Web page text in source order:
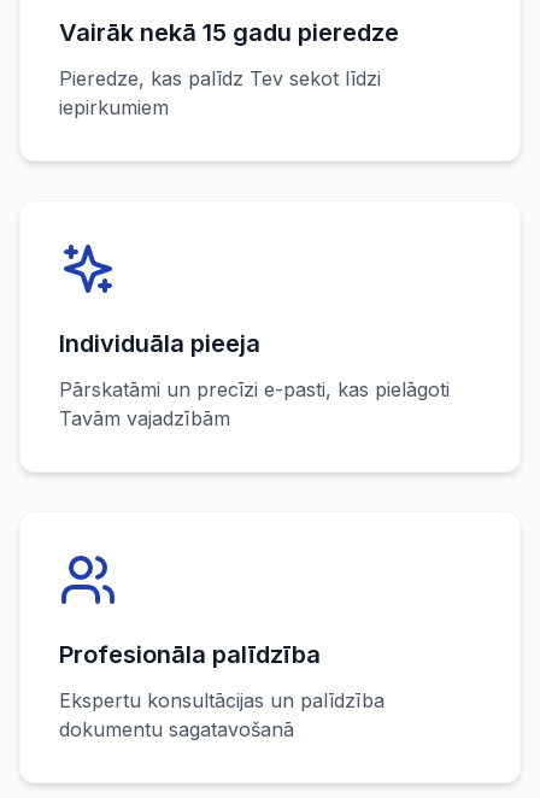
Vairāk nekā 15 gadu pieredze
Pieredze, kas palīdz Tev sekot līdzi
iepirkumiem
Individuāla pieeja
Pārskatāmi un precīzi e-pasti, kas pielāgoti
Tavām vajadzībām
Profesionāla palīdzība
Ekspertu konsultācijas un palīdzība
dokumentu sagatavošanā